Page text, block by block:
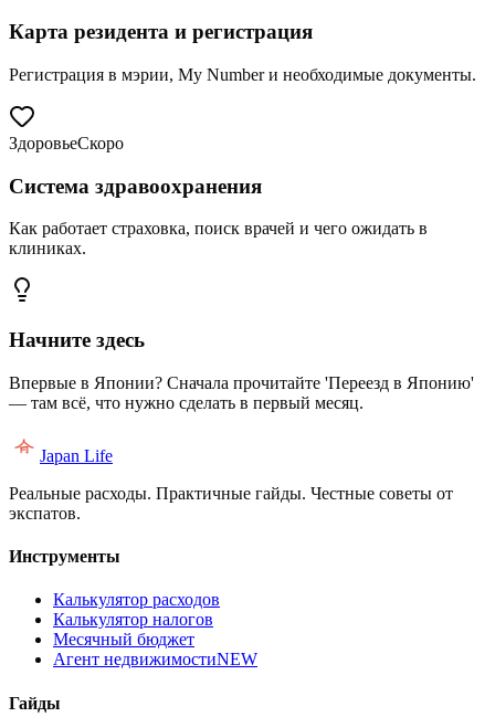
Карта резидента и регистрация
Регистрация в мэрии, My Number и необходимые документы.
ЗдоровьеСкоро
Система здравоохранения
Как работает страховка, поиск врачей и чего ожидать в
клиниках.
Начните здесь
Впервые в Японии? Сначала прочитайте 'Переезд в Японию'
— там всё, что нужно сделать в первый месяц.
Japan Life
Реальные расходы. Практичные гайды. Честные советы от
экспатов.
Инструменты
Калькулятор расходов
Калькулятор налогов
Месячный бюджет
Агент недвижимостиNEW
Гайды